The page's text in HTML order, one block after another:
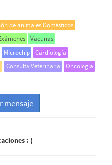
de animales Domésticos
Vacunas
Microchip
Cardiología
Consulta Veterinaria
Oncología
mensaje
:-(